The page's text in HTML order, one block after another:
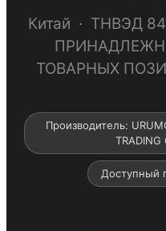
Китай · ТНВЭД
ТОВАРНЫХ
Производитель:
TRADING
Доступный